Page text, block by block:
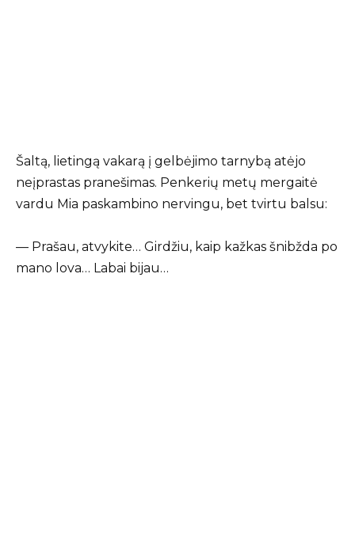
Šaltą, lietingą vakarą į gelbėjimo tarnybą atėjo
neįprastas pranešimas. Penkerių metų mergaitė
vardu Mia paskambino nervingu, bet tvirtu balsu:
— Prašau, atvykite… Girdžiu, kaip kažkas šnibžda po
mano lova… Labai bijau…